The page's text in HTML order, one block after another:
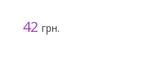
42 грн.